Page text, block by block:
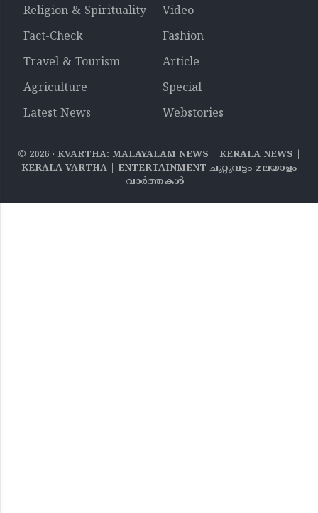
Religion & Spirituality
Video
Fact-Check
Fashion
Travel & Tourism
Article
Agriculture
Special
Latest News
Webstories
© 2026‧ KVARTHA: MALAYALAM NEWS | KERALA NEWS |
KERALA VARTHA | ENTERTAINMENT ചുറ്റുവട്ടം മലയാളം
വാര്‍ത്തകൾ |